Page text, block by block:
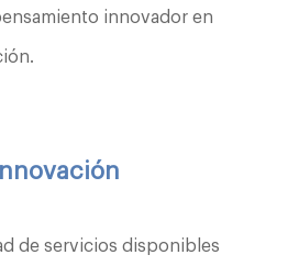
innovador en
de servicios disponibles